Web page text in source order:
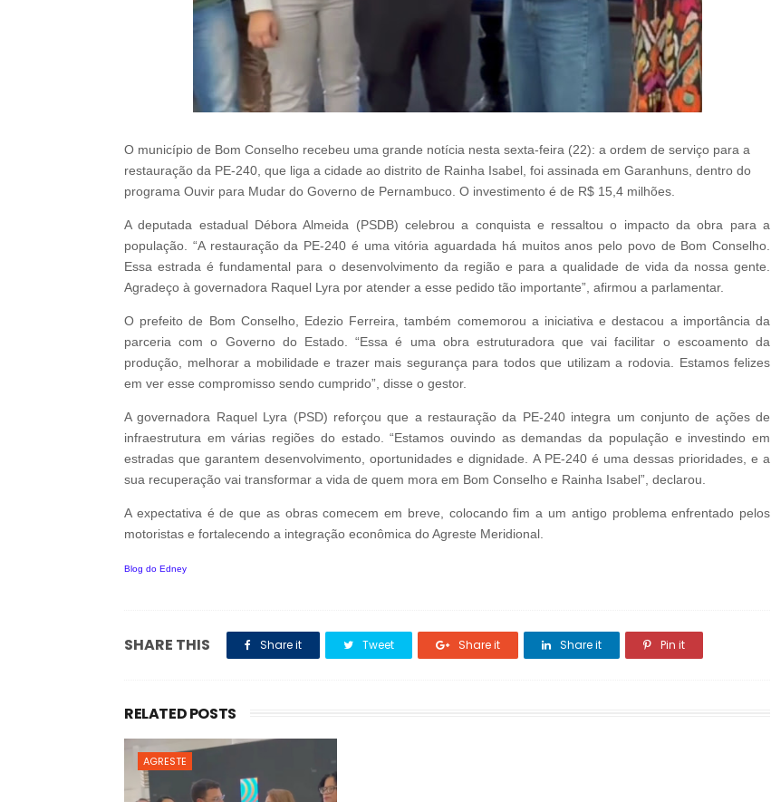
O município de Bom Conselho recebeu uma grande notícia nesta sexta-feira (22): a ordem de serviço para a
restauração da PE-240, que liga a cidade ao distrito de Rainha Isabel, foi assinada em Garanhuns, dentro do
programa Ouvir para Mudar do Governo de Pernambuco. O investimento é de R$ 15,4 milhões.
A deputada estadual Débora Almeida (PSDB) celebrou a conquista e ressaltou o impacto da obra para a
população. “A restauração da PE-240 é uma vitória aguardada há muitos anos pelo povo de Bom Conselho.
Essa estrada é fundamental para o desenvolvimento da região e para a qualidade de vida da nossa gente.
Agradeço à governadora Raquel Lyra por atender a esse pedido tão importante”, afirmou a parlamentar.
O prefeito de Bom Conselho, Edezio Ferreira, também comemorou a iniciativa e destacou a importância da
parceria com o Governo do Estado. “Essa é uma obra estruturadora que vai facilitar o escoamento da
produção, melhorar a mobilidade e trazer mais segurança para todos que utilizam a rodovia. Estamos felizes
em ver esse compromisso sendo cumprido”, disse o gestor.
A governadora Raquel Lyra (PSD) reforçou que a restauração da PE-240 integra um conjunto de ações de
infraestrutura em várias regiões do estado. “Estamos ouvindo as demandas da população e investindo em
estradas que garantem desenvolvimento, oportunidades e dignidade. A PE-240 é uma dessas prioridades, e a
sua recuperação vai transformar a vida de quem mora em Bom Conselho e Rainha Isabel”, declarou.
A expectativa é de que as obras comecem em breve, colocando fim a um antigo problema enfrentado pelos
motoristas e fortalecendo a integração econômica do Agreste Meridional.
Blog do Edney
SHARE THIS Share it Tweet Share it Share it Pin it
RELATED POSTS
AGRESTE